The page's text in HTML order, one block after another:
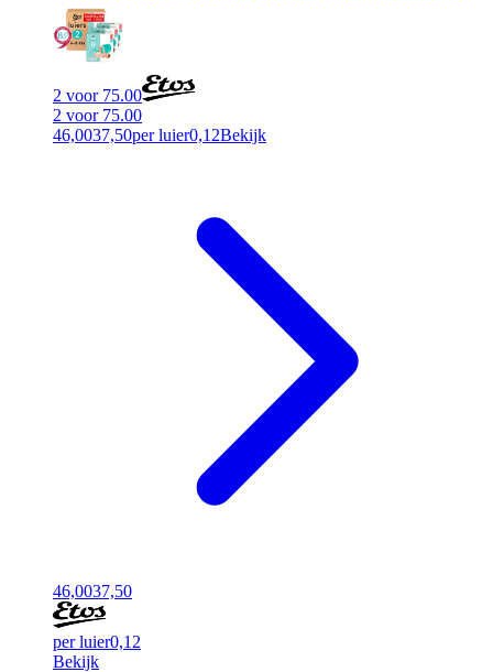
2 voor 75.00
2 voor 75.00
46,0037,50per luier0,12Bekijk
46,0037,50
per luier0,12
Bekijk